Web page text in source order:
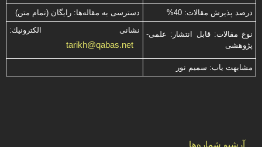
درصد پذیرش مقالات: 40% دسترسی به مقاله‌ها: رایگان (تمام متن)
نوع مقالات: قابل انتشار: علمی-
پژوهشی
نشانی الكترونیك:
tarikh@qabas.net
مشابهت ياب: سميم نور
آرشیو شماره‌ها